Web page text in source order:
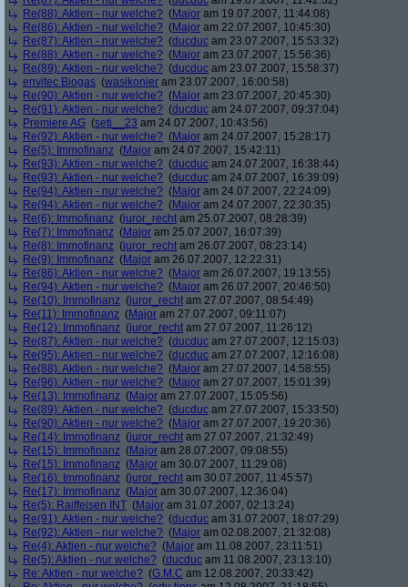
Re(88): Aktien - nur welche? (Major am 19.07.2007, 11:44:08)
Re(86): Aktien - nur welche? (Major am 22.07.2007, 10:45:30)
Re(87): Aktien - nur welche? (ducduc am 23.07.2007, 15:53:32)
Re(88): Aktien - nur welche? (Major am 23.07.2007, 15:56:36)
Re(89): Aktien - nur welche? (ducduc am 23.07.2007, 15:58:37)
envitec Biogas (wasikonier am 23.07.2007, 16:00:58)
Re(90): Aktien - nur welche? (Major am 23.07.2007, 20:45:30)
Re(91): Aktien - nur welche? (ducduc am 24.07.2007, 09:37:04)
Premiere AG (seti__23 am 24.07.2007, 10:43:56)
Re(92): Aktien - nur welche? (Major am 24.07.2007, 15:28:17)
Re(5): Immofinanz (Major am 24.07.2007, 15:42:11)
Re(93): Aktien - nur welche? (ducduc am 24.07.2007, 16:38:44)
Re(93): Aktien - nur welche? (ducduc am 24.07.2007, 16:39:09)
Re(94): Aktien - nur welche? (Major am 24.07.2007, 22:24:09)
Re(94): Aktien - nur welche? (Major am 24.07.2007, 22:30:35)
Re(6): Immofinanz (juror_recht am 25.07.2007, 08:28:39)
Re(7): Immofinanz (Major am 25.07.2007, 16:07:39)
Re(8): Immofinanz (juror_recht am 26.07.2007, 08:23:14)
Re(9): Immofinanz (Major am 26.07.2007, 12:22:31)
Re(86): Aktien - nur welche? (Major am 26.07.2007, 19:13:55)
Re(94): Aktien - nur welche? (Major am 26.07.2007, 20:46:50)
Re(10): Immofinanz (juror_recht am 27.07.2007, 08:54:49)
Re(11): Immofinanz (Major am 27.07.2007, 09:11:07)
Re(12): Immofinanz (juror_recht am 27.07.2007, 11:26:12)
Re(87): Aktien - nur welche? (ducduc am 27.07.2007, 12:15:03)
Re(95): Aktien - nur welche? (ducduc am 27.07.2007, 12:16:08)
Re(88): Aktien - nur welche? (Major am 27.07.2007, 14:58:55)
Re(96): Aktien - nur welche? (Major am 27.07.2007, 15:01:39)
Re(13): Immofinanz (Major am 27.07.2007, 15:05:56)
Re(89): Aktien - nur welche? (ducduc am 27.07.2007, 15:33:50)
Re(90): Aktien - nur welche? (Major am 27.07.2007, 19:20:36)
Re(14): Immofinanz (juror_recht am 27.07.2007, 21:32:49)
Re(15): Immofinanz (Major am 28.07.2007, 09:08:55)
Re(15): Immofinanz (Major am 30.07.2007, 11:29:08)
Re(16): Immofinanz (juror_recht am 30.07.2007, 11:45:57)
Re(17): Immofinanz (Major am 30.07.2007, 12:36:04)
Re(5): Raiffeisen INT (Major am 31.07.2007, 02:13:24)
Re(91): Aktien - nur welche? (ducduc am 31.07.2007, 18:07:29)
Re(92): Aktien - nur welche? (Major am 02.08.2007, 21:32:08)
Re(4): Aktien - nur welche? (Major am 11.08.2007, 23:11:51)
Re(5): Aktien - nur welche? (ducduc am 11.08.2007, 23:13:10)
Re: Aktien - nur welche? (G.M.C am 12.08.2007, 20:33:42)